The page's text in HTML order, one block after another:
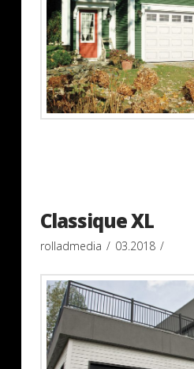
Classique XL
rolladmedia 03.2018